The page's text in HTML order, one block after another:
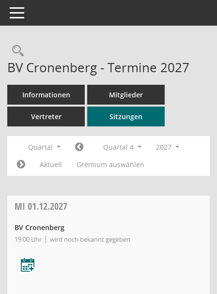
Toggle navigation
Rechercheauswahl
BV Cronenberg - Termine 2027
Informationen Mitglieder
Vertreter Sitzungen
Quartal Quartal 4
2027
Aktuell
Gremium auswählen
MI 01.12.2027
BV Cronenberg
19:00 Uhr wird noch bekannt gegeben